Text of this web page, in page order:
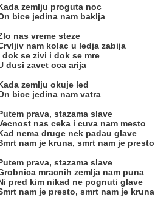
zemlju proguta noc
bice jedina nam baklja
nas vreme steze
nam kolac u ledja zabija
dok se zivi i dok se mre
dusi zavet oca arija
zemlju okuje led
bice jedina nam vatra
prava, stazama slave
nas ceka i cuva nam mesto
nema druge nek padau glave
nam je kruna, smrt nam je presto
prava, stazama slave
mracnih zemlja nam puna
pred kim nikad ne pognuti glave
nam je presto, smrt nam je kruna